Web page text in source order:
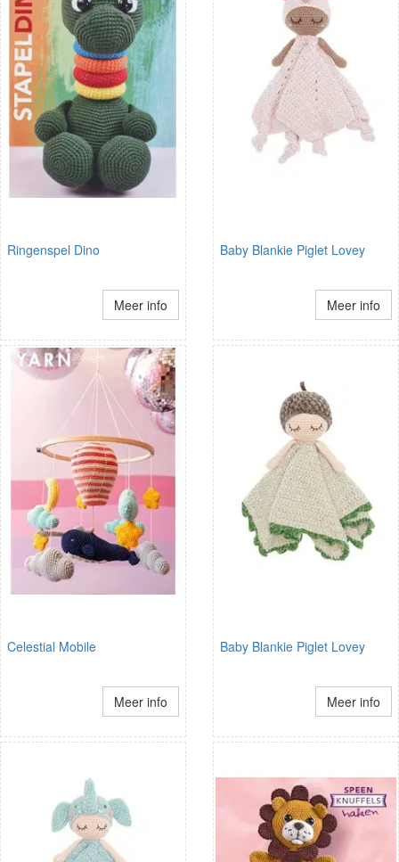
Ringenspel Dino
Meer info
Baby Blankie Piglet Lovey
Meer info
Celestial Mobile
Meer info
Baby Blankie Piglet Lovey
Meer info